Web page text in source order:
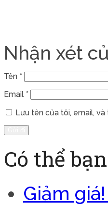
Nhận xét
Tên *
Email *
Lưu tên của tôi, email,
Có thể
Giảm giá!